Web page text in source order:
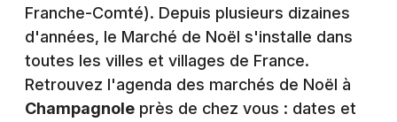
Franche-Comté). Depuis plusieurs dizaines
d'années, le Marché de Noël s'installe dans
toutes les villes et villages de France.
Retrouvez l'agenda des marchés de Noël à
Champagnole près de chez vous : dates et